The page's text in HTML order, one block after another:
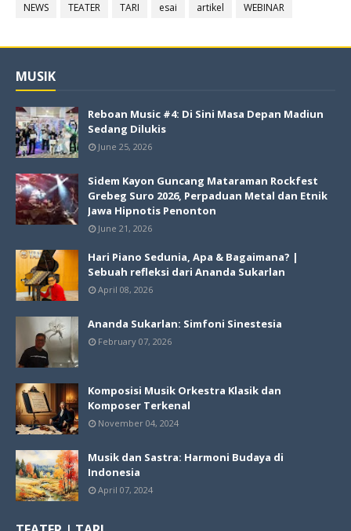
NEWS
TEATER TARI esai artikel WEBINAR
MUSIK
Reboan Music #4: Di Sini Masa Depan Madiun
Sedang Dilukis
June 25, 2026
Sidem Kayon Guncang Mataraman Rockfest
Grebeg Suro 2026, Perpaduan Metal dan Etnik
Jawa Hipnotis Penonton
June 21, 2026
Hari Piano Sedunia, Apa & Bagaimana? |
Sebuah refleksi dari Ananda Sukarlan
April 08, 2026
Ananda Sukarlan: Simfoni Sinestesia
February 07, 2026
Komposisi Musik Orkestra Klasik dan
Komposer Terkenal
November 04, 2024
Musik dan Sastra: Harmoni Budaya di
Indonesia
April 07, 2024